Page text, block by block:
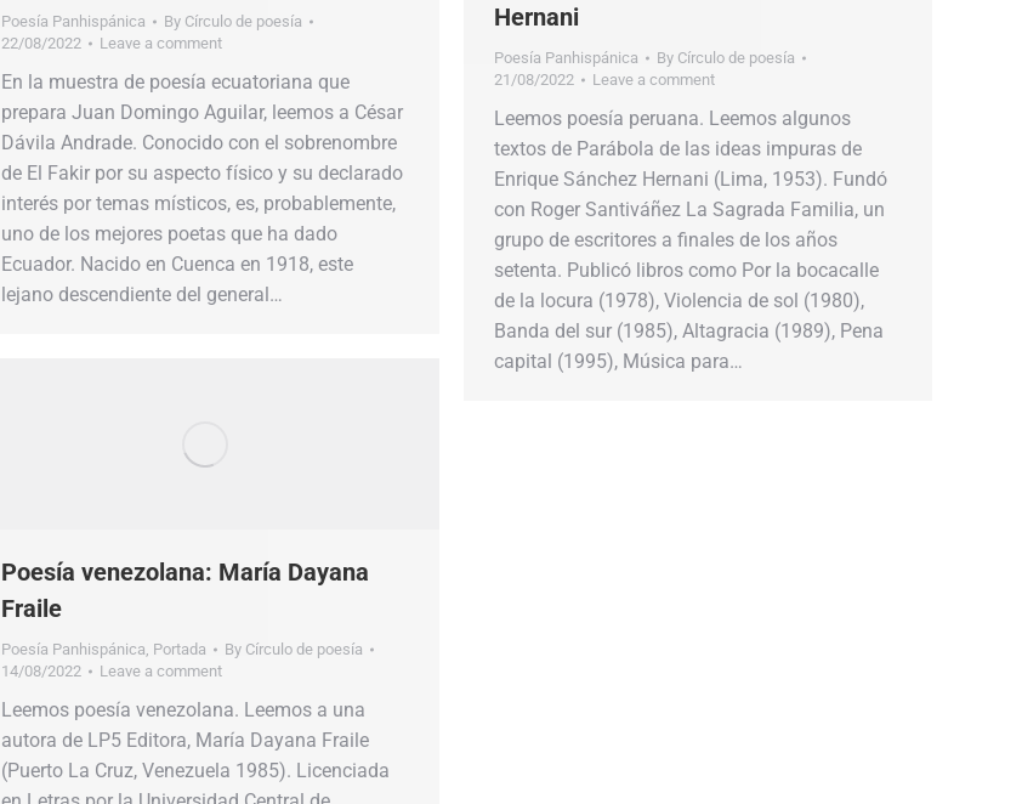
Poesía Panhispánica By Círculo de poesía
22/08/2022
Leave a comment
En la muestra de poesía ecuatoriana que
prepara Juan Domingo Aguilar, leemos a César
Dávila Andrade. Conocido con el sobrenombre
de El Fakir por su aspecto físico y su declarado
interés por temas místicos, es, probablemente,
uno de los mejores poetas que ha dado
Ecuador. Nacido en Cuenca en 1918, este
lejano descendiente del general…
Hernani
Poesía Panhispánica By Círculo de poesía
21/08/2022
Leave a comment
Leemos poesía peruana. Leemos algunos
textos de Parábola de las ideas impuras de
Enrique Sánchez Hernani (Lima, 1953). Fundó
con Roger Santiváñez La Sagrada Familia, un
grupo de escritores a finales de los años
setenta. Publicó libros como Por la bocacalle
de la locura (1978), Violencia de sol (1980),
Banda del sur (1985), Altagracia (1989), Pena
capital (1995), Música para…
Poesía venezolana: María Dayana
Fraile
Poesía Panhispánica Portada By Círculo de poesía
14/08/2022
Leave a comment
Leemos poesía venezolana. Leemos a una
autora de LP5 Editora, María Dayana Fraile
(Puerto La Cruz, Venezuela 1985). Licenciada